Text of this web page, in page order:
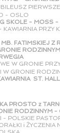
I
OSLO
SKOLE - MOSS -
-
MB.
W GRONIE
W GRONIE
ST.
PROSTO z
-
POLSKIE
i